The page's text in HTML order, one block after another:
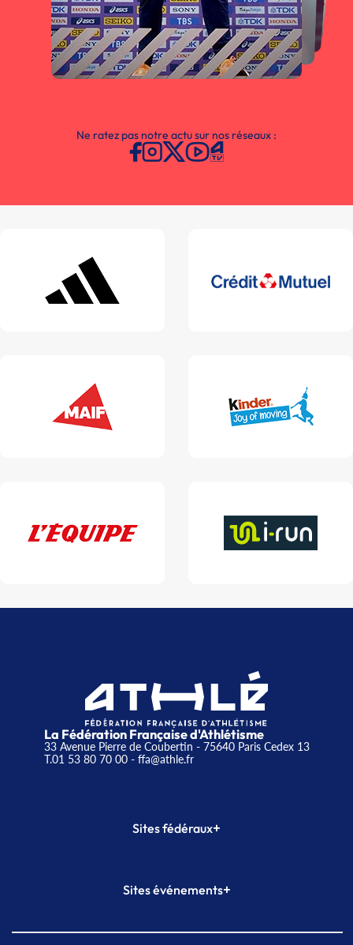
Ne ratez pas notre actu sur nos réseaux :
La Fédération Française d'Athlétisme
33 Avenue Pierre de Coubertin - 75640 Paris Cedex 13
T.01 53 80 70 00- ffa@athle.fr
Sites fédéraux+
Plateforme Formation
Sites événements+
Meeting de Paris indoor